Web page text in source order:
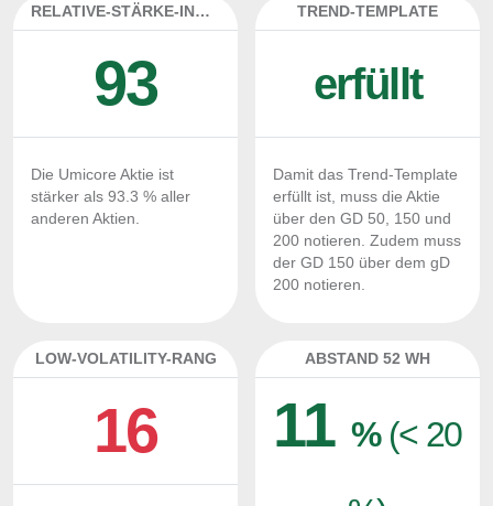
RELATIVE-STÄRKE-INDEX
93
Die Umicore Aktie ist
stärker als 93.3 % aller
anderen Aktien.
TREND-TEMPLATE
erfüllt
Damit das Trend-Template
erfüllt ist, muss die Aktie
über den GD 50, 150 und
200 notieren. Zudem muss
der GD 150 über dem gD
200 notieren.
LOW-VOLATILITY-RANG
16
ABSTAND 52 WH
11 % (< 20